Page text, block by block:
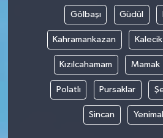
Gölbaşı Güdül
Kahramankazan Kalecik
Kızılcahamam Mamak
Polatlı Pursaklar
Sincan